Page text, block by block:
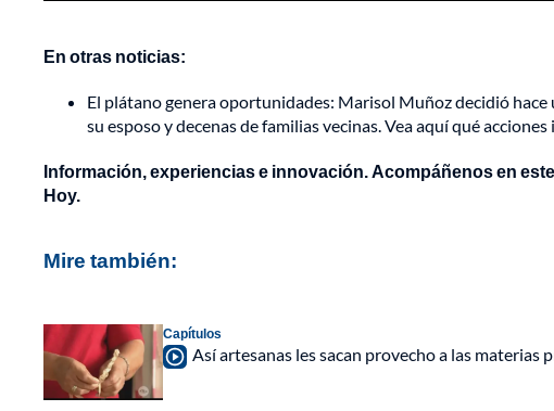
En otras noticias:
El plátano genera oportunidades: Marisol Muñoz decidió
su esposo y decenas de familias vecinas. Vea aquí qué
Información, experiencias e innovación. Acompáñenos en
Hoy.
Mire también:
Capítulos
Así artesanas les sacan provecho a las materias